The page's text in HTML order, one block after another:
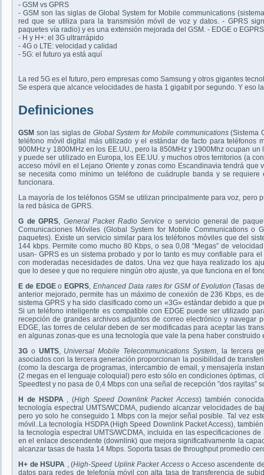
- GSM vs GPRS
- GSM son las siglas de Global System for Mobile communications
red que se utiliza para la transmisión móvil de voz y datos. - GPRS
paquetes vía radio) y es una extensión mejorada del GSM. - EDGE o
- H y H+: el 3G ultrarrápido
- 4G o LTE: velocidad y calidad
- 5G: el futuro ya está aquí
La red 5G es el futuro, pero empresas como Samsung y otros gigantes
Se espera que alcance velocidades de hasta 1 gigabit por segundo. Y eso
Definiciones
GSM son las siglas de Global System for Mobile communications(Sistema
teléfono móvil digital más utilizado y el estándar de facto para teléfonos
900MHz y 1800MHz en los EE.UU., pero la 850MHz y 1900Mhz ocupan
y puede ser utilizado en Europa, los EE.UU. y muchos otros territorios (a
acceso móvil en el Lejano Oriente y zonas como Escandinavia tendrá
se necesita como mínimo un teléfono de cuádruple banda y se
funcionara.
La mayoría de los teléfonos GSM se utilizan principalmente para voz, pero
la red básica de GPRS.
G de GPRS, General Packet Radio Service o servicio general de
Comunicaciones Móviles (Global System for Mobile Communications o
paquetes). Existe un servicio similar para los teléfonos móviles que del
144 kbps. Permite como mucho 80 Kbps, o sea 0,08 “Megas” de
usan- GPRS es un sistema probado y por lo tanto es muy confiable para
con moderadas necesidades de datos. Una vez que haya realizado los
que lo desee y que no requiere ningún otro ajuste, ya que funciona en el
E de EDGEoEGPRS, Enhanced Data rates for GSM of Evolution (Tasas
anterior mejorado, permite has un máximo de conexión de 236 Kbps, es
sistema GPRS y ha sido clasificado como un «3G» estándar debido a que
Si un teléfono inteligente es compatible con EDGE puede ser utilizado
recepción de grandes archivos adjuntos de correo electrónico y navegar
EDGE, las torres de celular deben de ser modificadas para aceptar las
en algunas zonas-que es una tecnología que vale la pena haber construido
3G o UMTS, Universal Mobile Telecommunications System, la tercera
asociados con la tercera generación proporcionan la posibilidad de
(como la descarga de programas, intercambio de email, y mensajería
(2 megas en el lenguaje coloquial) pero esto sólo en condiciones óptimas,
Speedtest y no pasa de 0,4 Mbps con una señal de recepción ”dos rayitas”
H de HSDPA, (High Speed Downlink Packet Access) también
tecnología espectral UMTS/WCDMA, pudiendo alcanzar velocidades de
pero yo solo he conseguido 1 Mbps con la mejor señal posible. Tal vez
móvil..La tecnología HSDPA (High Speed Downlink Packet Access),
la tecnología espectral UMTS/WCDMA, incluida en las especificaciones
en el enlace descendente (downlink) que mejora significativamente la
alcanzar tasas de hasta 14 Mbps. Soporta tasas de throughput promedio
H+ de HSUPA , (High-Speed Uplink Packet Accesso Acceso ascendente
datos para redes de telefonía móvil con alta tasa de transferencia de